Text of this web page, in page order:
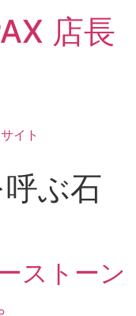
店長
イト
ぶ石
ストーン